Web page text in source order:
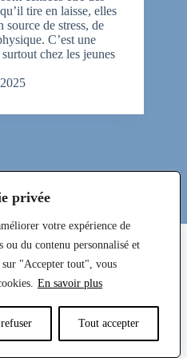
privée
votre expérience de
du contenu personnalisé et
"Accepter tout", vous
En savoir plus
Tout accepter
tire en laisse, elles
source de stress, de
C’est une
chez les jeunes
de Confidentialité
Facebook